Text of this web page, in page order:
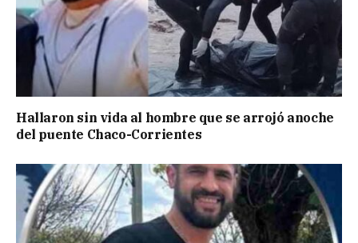
Hallaron sin vida al hombre que se arrojó anoche
del puente Chaco-Corrientes